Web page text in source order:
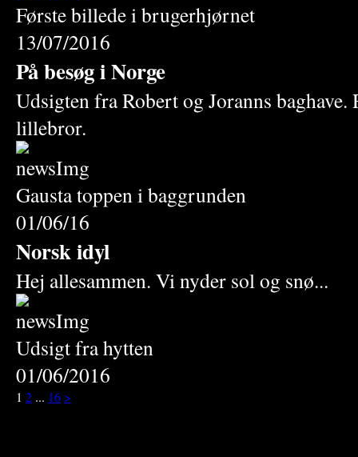
Første billede i brugerhjørnet
13/07/2016
På besøg i Norge
Udsigten fra Robert og Joranns baghave.
lillebror.
Gausta toppen i baggrunden
01/06/16
Norsk idyl
Hej allesammen. Vi nyder sol og snø...
Udsigt fra hytten
01/06/2016
1 2 ... 16 >